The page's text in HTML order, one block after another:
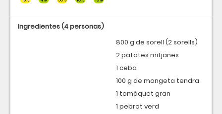
Ingredientes(4 personas)
800 g de sorell (2 sorells)
2 patates mitjanes
1 ceba
100 g de mongeta tendra
1 tomàquet gran
1 pebrot verd